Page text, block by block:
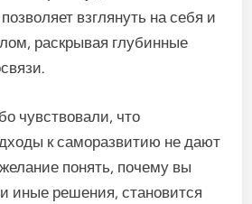
взглянуть на себя и
раскрывая глубинные
чувствовали, что
к саморазвитию не дают
понять, почему вы
иные решения, становится